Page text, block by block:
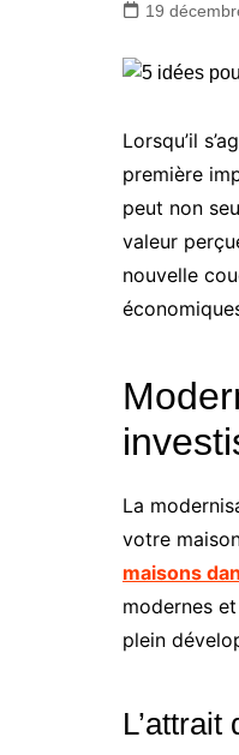
19
Lorsqu’il
première
peut non
valeur
nouvelle
La
votre
maisons
modernes
plein